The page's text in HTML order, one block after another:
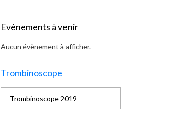
Evénements à venir
Aucun évènement à afficher.
Trombinoscope
Trombinoscope 2019